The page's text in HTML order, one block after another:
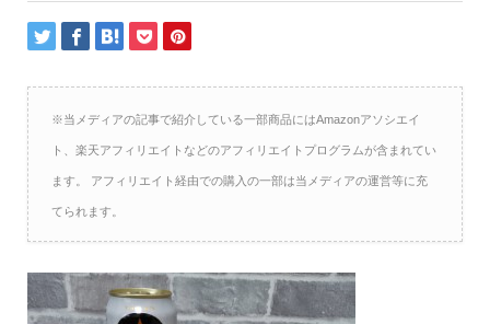
※当メディアの記事で紹介している一部商品にはAmazonアソシエイ
ト、楽天アフィリエイトなどのアフィリエイトプログラムが含まれてい
ます。 アフィリエイト経由での購入の一部は当メディアの運営等に充
てられます。